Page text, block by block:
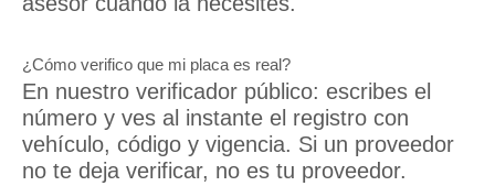
¿Cómo verifico que mi placa es real?
En nuestro verificador público: escribes el
número y ves al instante el registro con
vehículo, código y vigencia. Si un proveedor
no te deja verificar, no es tu proveedor.